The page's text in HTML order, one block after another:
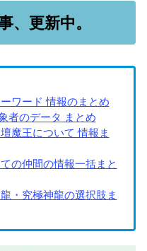
、更新中。
ワード 情報のまとめ
者のデータ まとめ
魔王について 情報ま
の仲間の情報一括まと
・究極神龍の選択肢ま